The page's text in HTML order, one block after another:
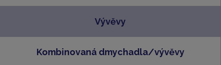
Vývěvy
Kombinovaná dmychadla/vývěvy